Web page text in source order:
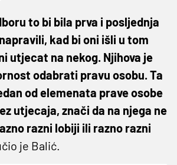
to bi bila prva i posljednja
kad bi oni išli u tom
utjecat na nekog. Njihova je
odabrati pravu osobu. Ta
od elemenata prave osobe
utjecaja, znači da na njega ne
razni lobiji ili razno razni
je Balić.